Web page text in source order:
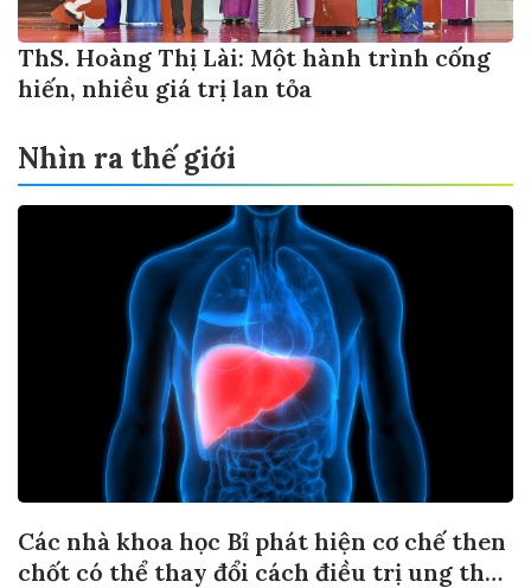
ThS. Hoàng Thị Lài: Một hành trình cống
hiến, nhiều giá trị lan tỏa
Nhìn ra thế giới
Các nhà khoa học Bỉ phát hiện cơ chế then
chốt có thể thay đổi cách điều trị ung thư